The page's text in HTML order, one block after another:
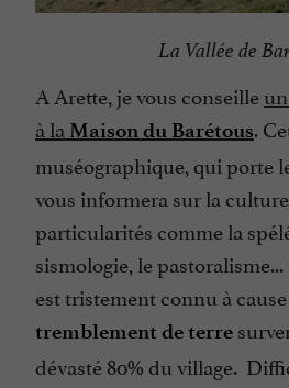
La Vallée de
A Arette, je vous conseille
à la Maison du Barétous.
muséographique, qui porte
vous informera sur la
particularités comme la
sismologie, le
est tristement connu à
tremblement de terre
dévasté 80% du village.